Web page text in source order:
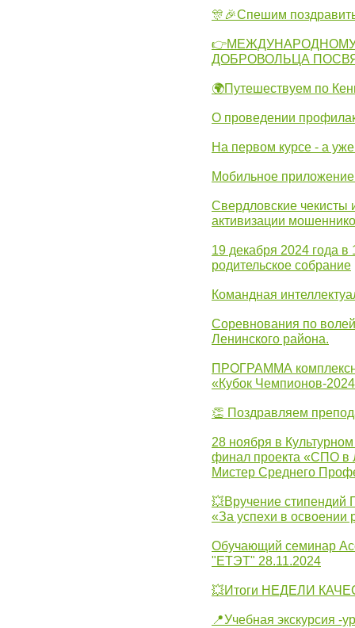
🎊🎉Спешим
ДОБРОВОЛЬЦА
🌍Путешествуем по
О проведении
На первом курсе - а
Мобильное
Свердловские
активизации
19 декабря 2024 года
родительское собрание
Командная
Соревнования по
Ленинского района.
ПРОГРАММА
«Кубок Чемпионов-
👏 Поздравляем
28 ноября в
финал проекта «СПО в
Мистер Среднего
💥Вручение стипендий
«За успехи в освоении
Обучающий семинар
"ЕТЭТ" 28.11.2024
💥Итоги НЕДЕЛИ
📍Учебная экскурсия -